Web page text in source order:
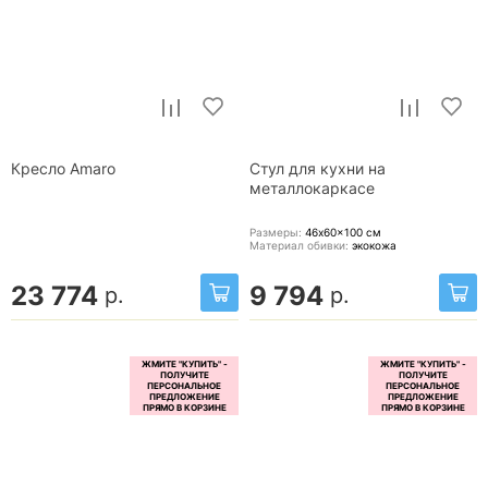
Кресло Amaro
23 774 р.
Стул для кухни на
металлокаркасе
Размеры: 46x60x100 см
Материал обивки: экокожа
9 794 р.